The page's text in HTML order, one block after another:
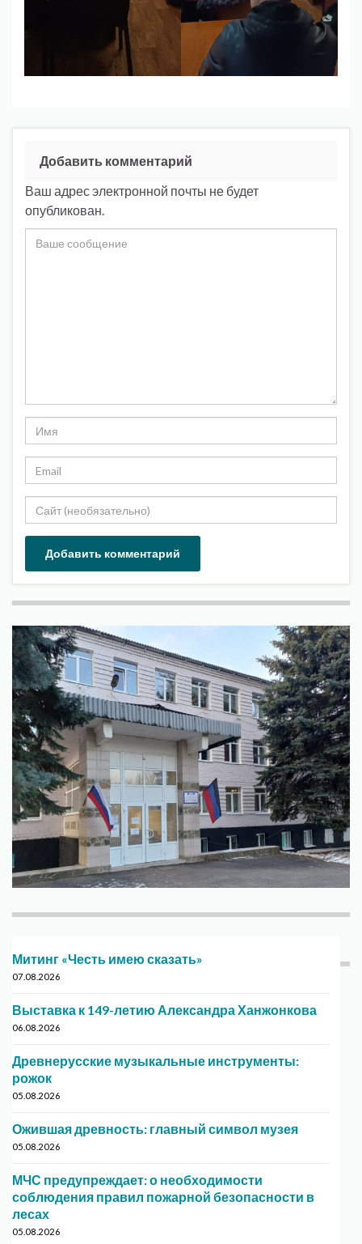
Добавить комментарий
Ваш адрес электронной почты не будет
опубликован.
Митинг «Честь имею сказать»
07.08.2026
Выставка к 149-летию Александра Ханжонкова
06.08.2026
Древнерусские музыкальные инструменты:
рожок
05.08.2026
Ожившая древность: главный символ музея
05.08.2026
МЧС предупреждает: о необходимости
соблюдения правил пожарной безопасности в
лесах
05.08.2026